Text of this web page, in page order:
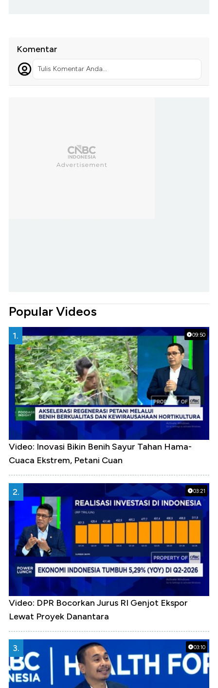
Komentar
Tulis Komentar Anda...
Popular Videos
09:50
1.
Video: Inovasi Bikin Benih Sayur Tahan Hama-
Cuaca Ekstrem, Petani Cuan
03:21
2.
Video: DPR Bocorkan Jurus RI Genjot Ekspor
Lewat Proyek Danantara
03:10
3.